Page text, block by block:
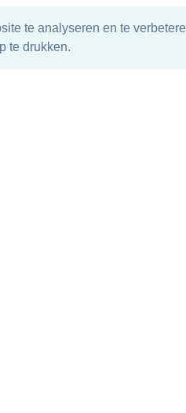
te analyseren en te
te drukken.